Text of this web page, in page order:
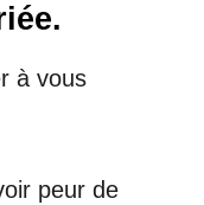
à vous
peur de